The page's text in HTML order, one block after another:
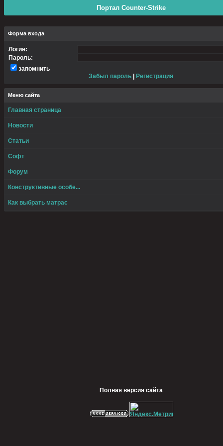
Портал Counter-Strike
Форма входа
Логин:
Пароль:
запомнить
Забыл пароль
Регистрация
Меню сайта
Главная страница
Новости
Статьи
Софт
Форум
Конструктивные особе...
Как выбрать матрас
Полная версия сайта